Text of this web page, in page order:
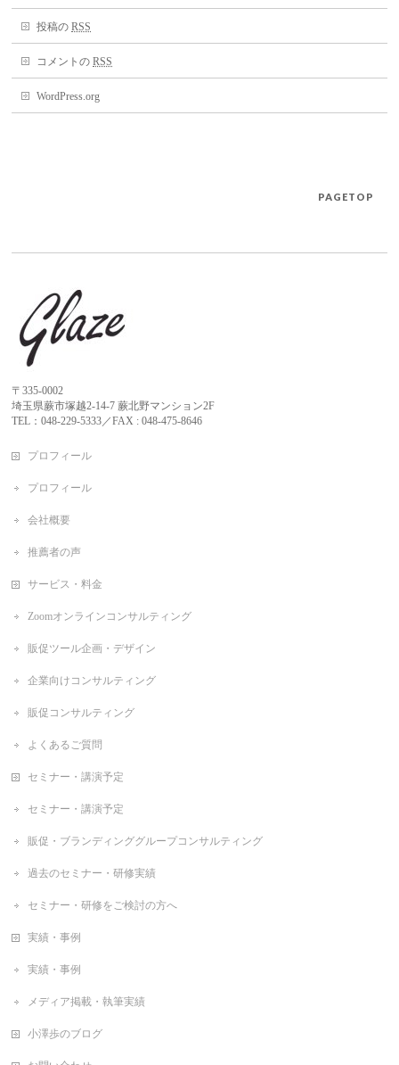
投稿のRSS
コメントのRSS
WordPress.org
PAGETOP
〒335-0002
埼玉県蕨市塚越2-14-7 蕨北野マンション2F
TEL：048-229-5333／FAX : 048-475-8646
プロフィール
プロフィール
会社概要
推薦者の声
サービス・料金
Zoomオンラインコンサルティング
販促ツール企画・デザイン
企業向けコンサルティング
販促コンサルティング
よくあるご質問
セミナー・講演予定
セミナー・講演予定
販促・ブランディンググループコンサルティング
過去のセミナー・研修実績
セミナー・研修をご検討の方へ
実績・事例
実績・事例
メディア掲載・執筆実績
小澤歩のブログ